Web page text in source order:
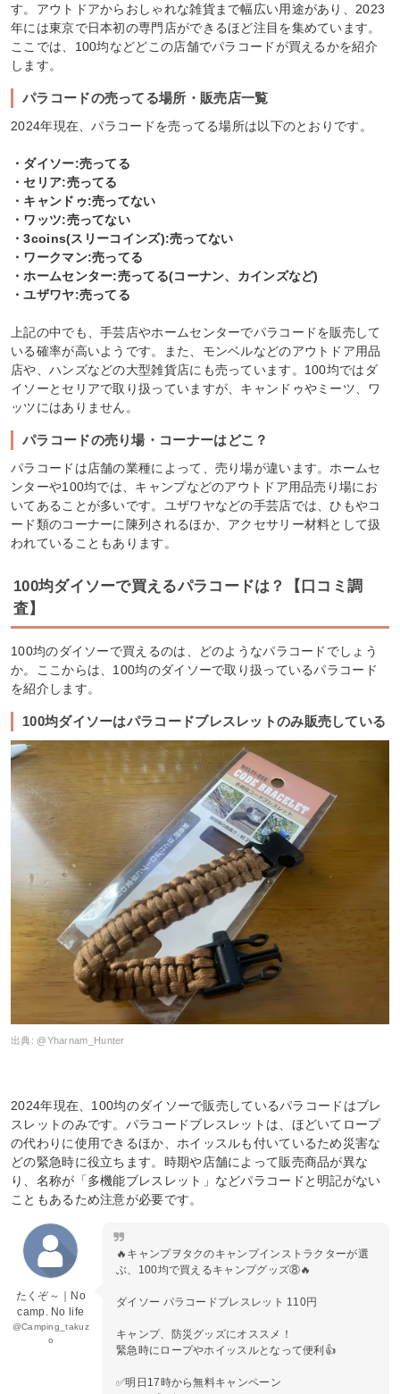
す。アウトドアからおしゃれな雑貨まで幅広い用途があり、2023
年には東京で日本初の専門店ができるほど注目を集めています。
ここでは、100均などどこの店舗でパラコードが買えるかを紹介
します。
パラコードの売ってる場所・販売店一覧
2024年現在、パラコードを売ってる場所は以下のとおりです。
・ダイソー:売ってる
・セリア:売ってる
・キャンドゥ:売ってない
・ワッツ:売ってない
・3coins(スリーコインズ):売ってない
・ワークマン:売ってる
・ホームセンター:売ってる(コーナン、カインズなど)
・ユザワヤ:売ってる
上記の中でも、手芸店やホームセンターでパラコードを販売して
いる確率が高いようです。また、モンベルなどのアウトドア用品
店や、ハンズなどの大型雑貨店にも売っています。100均ではダ
イソーとセリアで取り扱っていますが、キャンドゥやミーツ、ワ
ッツにはありません。
パラコードの売り場・コーナーはどこ？
パラコードは店舗の業種によって、売り場が違います。ホームセ
ンターや100均では、キャンプなどのアウトドア用品売り場にお
いてあることが多いです。ユザワヤなどの手芸店では、ひもやコ
ード類のコーナーに陳列されるほか、アクセサリー材料として扱
われていることもあります。
100均ダイソーで買えるパラコードは？【口コミ調
査】
100均のダイソーで買えるのは、どのようなパラコードでしょう
か。ここからは、100均のダイソーで取り扱っているパラコード
を紹介します。
100均ダイソーはパラコードブレスレットのみ販売している
出典: @Yharnam_Hunter
2024年現在、100均のダイソーで販売しているパラコードはブレ
スレットのみです。パラコードブレスレットは、ほどいてロープ
の代わりに使用できるほか、ホイッスルも付いているため災害な
どの緊急時に役立ちます。時期や店舗によって販売商品が異な
り、名称が「多機能ブレスレット」などパラコードと明記がない
こともあるため注意が必要です。
たくぞ～｜No
camp. No life
@Camping_takuz
o
🔥キャンプヲタクのキャンプインストラクターが選
ぶ、100均で買えるキャンプグッズ⑧🔥
ダイソー パラコードブレスレット 110円
キャンプ、防災グッズにオススメ！
緊急時にロープやホイッスルとなって便利👍
✅明日17時から無料キャンペーン